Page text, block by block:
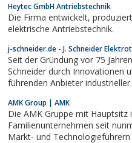
Anlagenbaugruppen.
Heytec GmbH Antriebstechnik
Die Firma entwickelt, produziert und vertreibt mechanische und
elektrische Antriebstechnik.
j-schneider.de - J. Schneider
Seit der Gründung vor 75
Schneider durch Innovationen
führenden Anbieter
AMK Group | AMK
Die AMK Gruppe mit Hauptsitz
Familienunternehmen seit
Markt- und